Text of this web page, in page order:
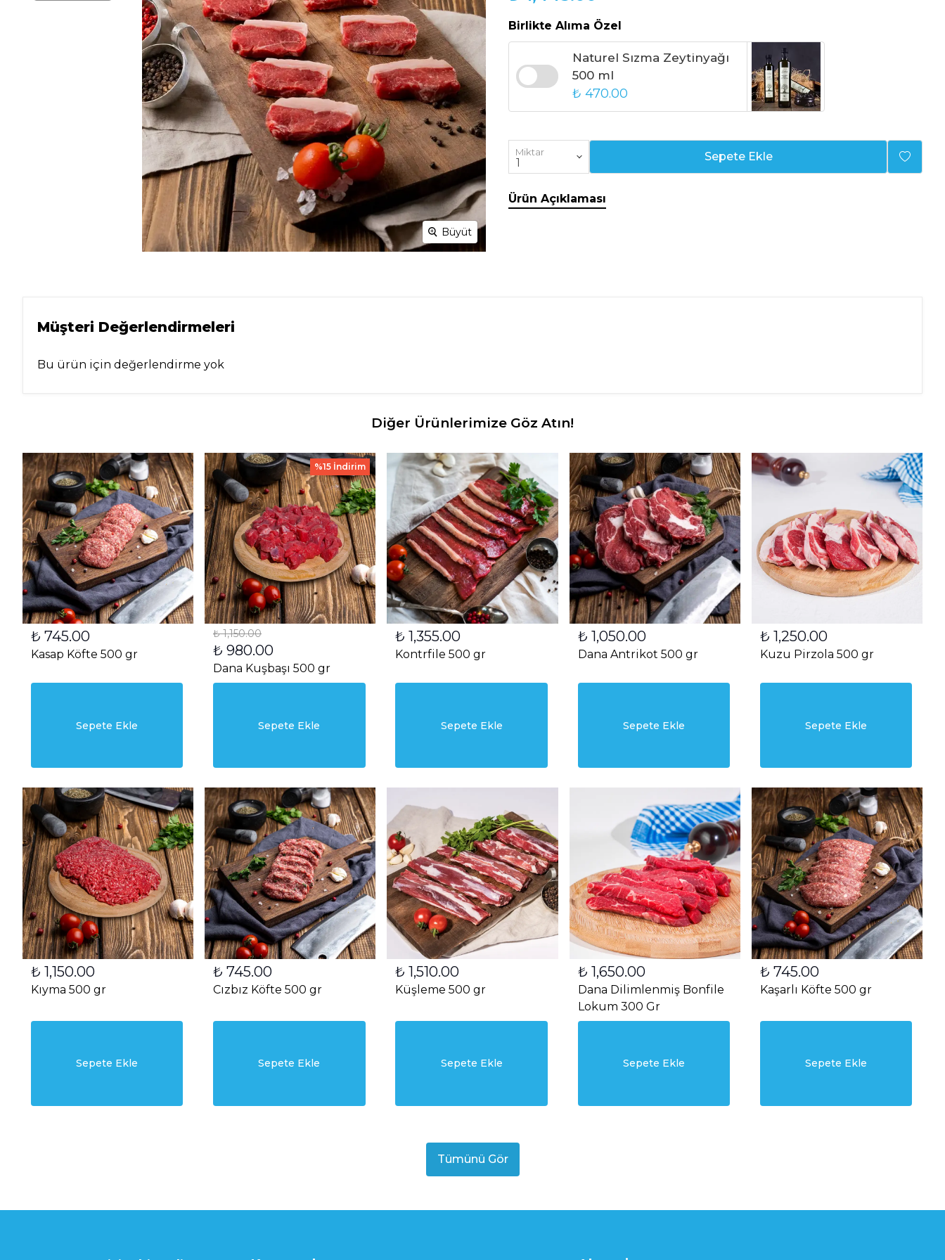
Büyüt
Birlikte Alıma Özel
Naturel Sızma Zeytinyağı
500 ml
₺ 470.00
Miktar Sepete Ekle
Ürün Açıklaması
Müşteri Değerlendirmeleri
Bu ürün için değerlendirme yok
Diğer Ürünlerimize Göz Atın!
₺ 745.00
Kasap Köfte 500 gr
Sepete Ekle
%15 İndirim
₺ 1,150.00
₺ 980.00
Dana Kuşbaşı 500 gr
Sepete Ekle
₺ 1,355.00
Kontrfile 500 gr
Sepete Ekle
₺ 1,050.00
Dana Antrikot 500 gr
Sepete Ekle
₺ 1,250.00
Kuzu Pirzola 500 gr
Sepete Ekle
₺ 1,150.00
Kıyma 500 gr
Sepete Ekle
₺ 745.00
Cızbız Köfte 500 gr
Sepete Ekle
₺ 1,510.00
Küşleme 500 gr
Sepete Ekle
₺ 1,650.00
Dana Dilimlenmiş Bonfile
Lokum 300 Gr
Sepete Ekle
₺ 745.00
Kaşarlı Köfte 500 gr
Sepete Ekle
Tümünü Gör